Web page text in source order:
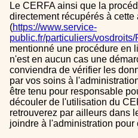
Le CERFA ainsi que la procédure peuvent être
directement récupérés à cette
(https://www.service-
public.fr/particuliers/vosdroits/
mentionné une procédure en
n'est en aucun cas une
conviendra de vérifier les
par vos soins à
être tenu pour responsable
découler de l'utilisation du
retrouverez par ailleurs dans
joindre à l'administration